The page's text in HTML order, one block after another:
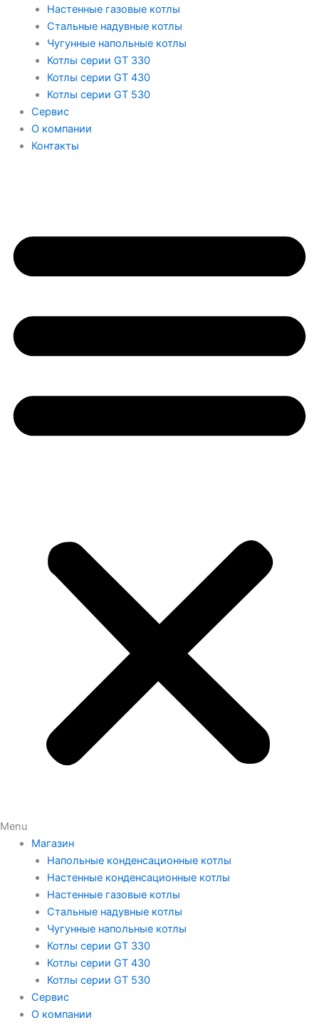
Настенные газовые котлы
Стальные надувные котлы
Чугунные напольные котлы
Котлы серии GT 330
Котлы серии GT 430
Котлы серии GT 530
Сервис
О компании
Контакты
Menu
Магазин
Напольные конденсационные котлы
Настенные конденсационные котлы
Настенные газовые котлы
Стальные надувные котлы
Чугунные напольные котлы
Котлы серии GT 330
Котлы серии GT 430
Котлы серии GT 530
Сервис
О компании